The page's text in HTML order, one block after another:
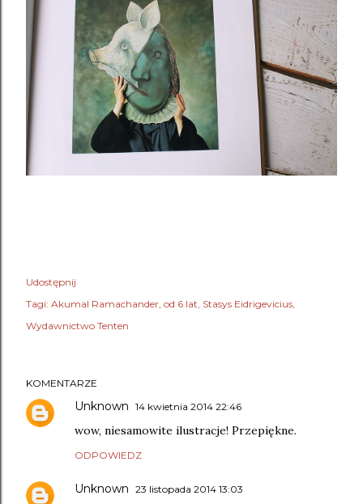
Udostępnij
Tagi: Akumal Ramachander od 6 lat Stasys Eidrigevicius
Wydawnictwo Tenten
KOMENTARZE
Unknown 14 kwietnia 2014 22:46
wow, niesamowite ilustracje! Przepiękne.
ODPOWIEDZ
Unknown 23 listopada 2014 13:03